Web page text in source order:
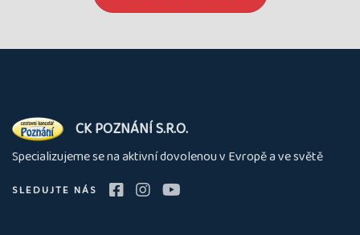
O
nás
CK POZNÁNÍ S.R.O.
Specializujeme se na aktivní dovolenou v Evropě a ve světě
SLEDUJTE NÁS